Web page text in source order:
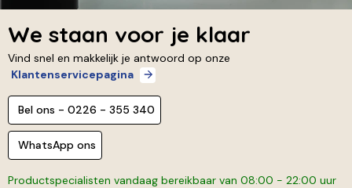
We staan voor je klaar
Vind snel en makkelijk je antwoord op onze
Klantenservicepagina
Bel ons - 0226 - 355 340
WhatsApp ons
Productspecialisten vandaag bereikbaar van 08:00 - 22:00 uur